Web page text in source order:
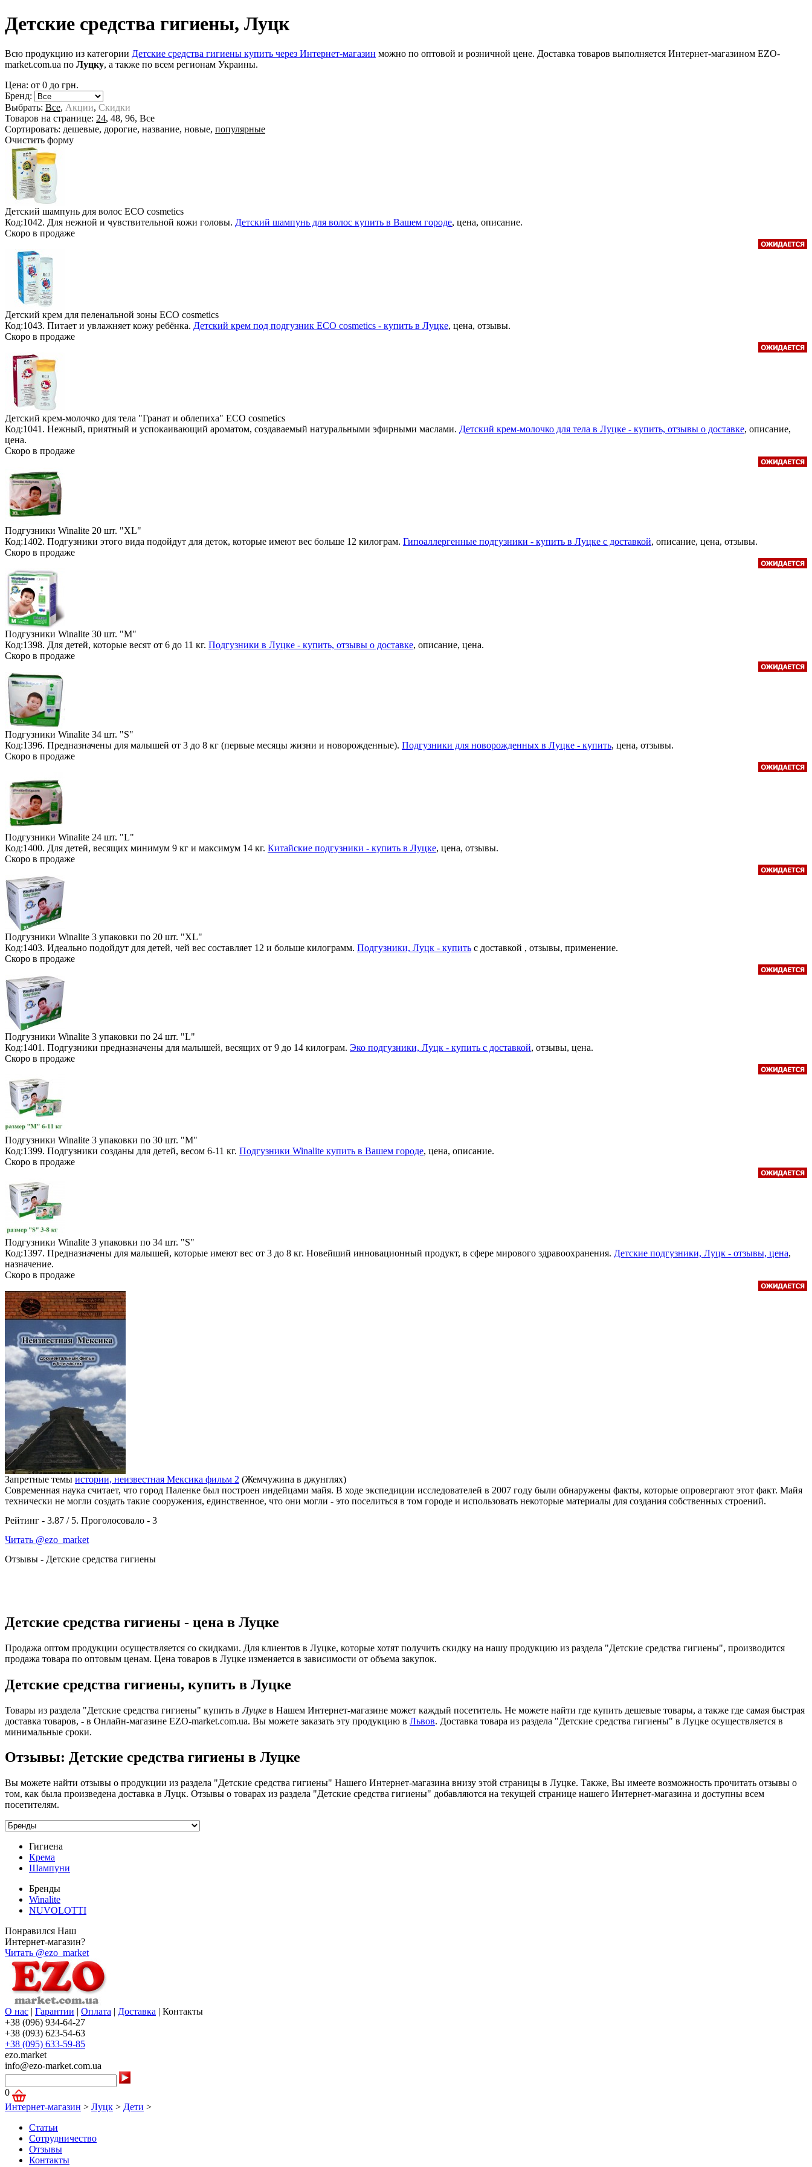
Детские средства гигиены, Луцк
Всю продукцию из категории Детские средства гигиены купить через Интернет-магазин можно по оптовой и розничной цене. Доставка товаров выполняется Интернет-магазином EZO-
market.com.ua по Луцку, а также по всем регионам Украины.
Цена: от 0 до грн.
Бренд:
Выбрать: Все, Акции, Скидки
Товаров на странице: 24, 48, 96, Все
Сортировать: дешевые, дорогие, название, новые, популярные
Очистить форму
Детский шампунь для волос ECO cosmetics
Код:1042. Для нежной и чувствительной кожи головы. Детский шампунь для волос купить в Вашем городе, цена, описание.
Скоро в продаже
Детский крем для пеленальной зоны ECO cosmetics
Код:1043. Питает и увлажняет кожу ребёнка. Детский крем под подгузник ECO cosmetics - купить в Луцке, цена, отзывы.
Скоро в продаже
Детский крем-молочко для тела "Гранат и облепиха" ECO cosmetics
Код:1041. Нежный, приятный и успокаивающий ароматом, создаваемый натуральными эфирными маслами. Детский крем-молочко для тела в Луцке - купить, отзывы о доставке, описание,
цена.
Скоро в продаже
Подгузники Winalite 20 шт. "XL"
Код:1402. Подгузники этого вида подойдут для деток, которые имеют вес больше 12 килограм. Гипоаллергенные подгузники - купить в Луцке с доставкой, описание, цена, отзывы.
Скоро в продаже
Подгузники Winalite 30 шт. "M"
Код:1398. Для детей, которые весят от 6 до 11 кг. Подгузники в Луцке - купить, отзывы о доставке, описание, цена.
Скоро в продаже
Подгузники Winalite 34 шт. "S"
Код:1396. Предназначены для малышей от 3 до 8 кг (первые месяцы жизни и новорожденные). Подгузники для новорожденных в Луцке - купить, цена, отзывы.
Скоро в продаже
Подгузники Winalite 24 шт. "L"
Код:1400. Для детей, весящих минимум 9 кг и максимум 14 кг. Китайские подгузники - купить в Луцке, цена, отзывы.
Скоро в продаже
Подгузники Winalite 3 упаковки по 20 шт. "XL"
Код:1403. Идеально подойдут для детей, чей вес составляет 12 и больше килограмм. Подгузники, Луцк - купить с доставкой , отзывы, применение.
Скоро в продаже
Подгузники Winalite 3 упаковки по 24 шт. "L"
Код:1401. Подгузники предназначены для малышей, весящих от 9 до 14 килограм. Эко подгузники, Луцк - купить с доставкой, отзывы, цена.
Скоро в продаже
Подгузники Winalite 3 упаковки по 30 шт. "M"
Код:1399. Подгузники созданы для детей, весом 6-11 кг. Подгузники Winalite купить в Вашем городе, цена, описание.
Скоро в продаже
Подгузники Winalite 3 упаковки по 34 шт. "S"
Код:1397. Предназначены для малышей, которые имеют вес от 3 до 8 кг. Новейший инновационный продукт, в сфере мирового здравоохранения. Детские подгузники, Луцк - отзывы, цена,
назначение.
Скоро в продаже
Запретные темы истории, неизвестная Мексика фильм 2 (Жемчужина в джунглях)
Современная наука считает, что город Паленке был построен индейцами майя. В ходе экспедиции исследователей в 2007 году были обнаружены факты, которые опровергают этот факт. Майя
технически не могли создать такие сооружения, единственное, что они могли - это поселиться в том городе и использовать некоторые материалы для создания собственных строений.
Рейтинг - 3.87 / 5. Проголосовало - 3
Читать @ezo_market
Отзывы - Детские средства гигиены
Детские средства гигиены - цена в Луцке
Продажа оптом продукции осуществляется со скидками. Для клиентов в Луцке, которые хотят получить скидку на нашу продукцию из раздела "Детские средства гигиены", производится
продажа товара по оптовым ценам. Цена товаров в Луцке изменяется в зависимости от объема закупок.
Детские средства гигиены, купить в Луцке
Товары из раздела "Детские средства гигиены" купить вЛуцке в Нашем Интернет-магазине может каждый посетитель. Не можете найти где купить дешевые товары, а также где самая быстрая
доставка товаров, - в Онлайн-магазине EZO-market.com.ua. Вы можете заказать эту продукцию в Львов. Доставка товара из раздела "Детские средства гигиены" в Луцке осуществляется в
минимальные сроки.
Отзывы: Детские средства гигиены в Луцке
Вы можете найти отзывы о продукции из раздела "Детские средства гигиены" Нашего Интернет-магазина внизу этой страницы в Луцке. Также, Вы имеете возможность прочитать отзывы о
том, как была произведена доставка в Луцк. Отзывы о товарах из раздела "Детские средства гигиены" добавляются на текущей странице нашего Интернет-магазина и доступны всем
посетителям.
Гигиена
Крема
Шампуни
Бренды
Winalite
NUVOLOTTI
Понравился Наш
Интернет-магазин?
Читать @ezo_market
О нас | Гарантии | Оплата | Доставка | Контакты
+38 (096) 934-64-27
+38 (093) 623-54-63
+38 (095) 633-59-85
ezo.market
info@ezo-market.com.ua
0
Интернет-магазин > Луцк > Дети >
Статьи
Сотрудничество
Отзывы
Контакты